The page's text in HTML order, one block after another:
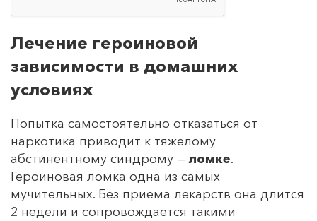
Лечение героиновой
зависимости в домашних
условиях
Попытка самостоятельно отказаться от
наркотика приводит к тяжелому
абстинентному синдрому —ломке.
Героиновая ломка одна из самых
мучительных. Без приема лекарств она длится
2 недели и сопровождается такими